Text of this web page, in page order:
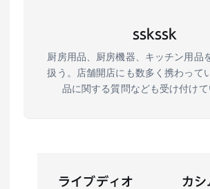
sskssk
厨房用品、厨房機器、キッチン用品
扱う。店舗開店にも数多く携わって
品に関する質問なども受け付けて
ライブディオ
カシ